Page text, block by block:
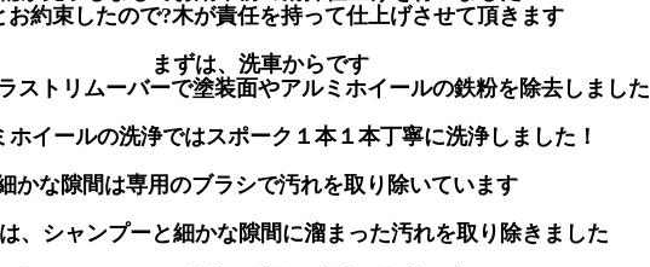
お約束したので?木が責任を持って仕上げさせて頂きます
まずは、洗車からです
ストリムーバーで塗装面やアルミホイールの鉄粉を除去しました
ホイールの洗浄ではスポーク１本１本丁寧に洗浄しました！
かな隙間は専用のブラシで汚れを取り除いています
、シャンプーと細かな隙間に溜まった汚れを取り除きました